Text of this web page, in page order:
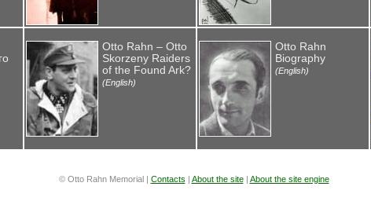
Otto Rahn – Otto
Skorzeny Raiders
of the Found Ark?
(English)
Otto Rahn
Biography
(English)
© Otto Rahn Memorial | Contacts | About the site| About the site engine